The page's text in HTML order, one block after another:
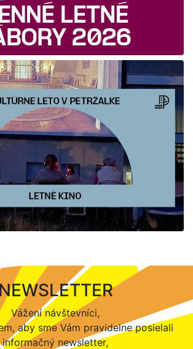
NEWSLETTER
Vážení návštevníci,
aby sme Vám pravidelne posielali
informačný newsletter,